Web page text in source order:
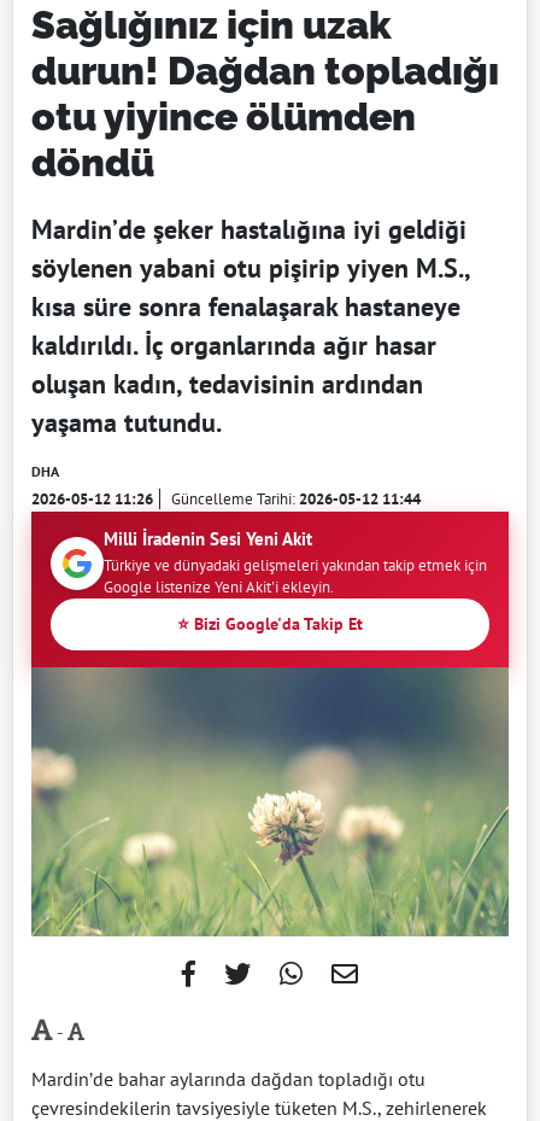
Sağlığınız için uzak
durun! Dağdan topladığı
otu yiyince ölümden
döndü
Mardin’de şeker hastalığına iyi geldiği
söylenen yabani otu pişirip yiyen M.S.,
kısa süre sonra fenalaşarak hastaneye
kaldırıldı. İç organlarında ağır hasar
oluşan kadın, tedavisinin ardından
yaşama tutundu.
DHA
2026-05-12 11:26 Güncelleme Tarihi:2026-05-12 11:44
Milli İradenin Sesi Yeni Akit
Türkiye ve dünyadaki gelişmeleri yakından takip etmek için
Google listenize Yeni Akit'i ekleyin.
⭐ Bizi Google'da Takip Et
-
Mardin’de bahar aylarında dağdan topladığı otu
çevresindekilerin tavsiyesiyle tüketen M.S., zehirlenerek